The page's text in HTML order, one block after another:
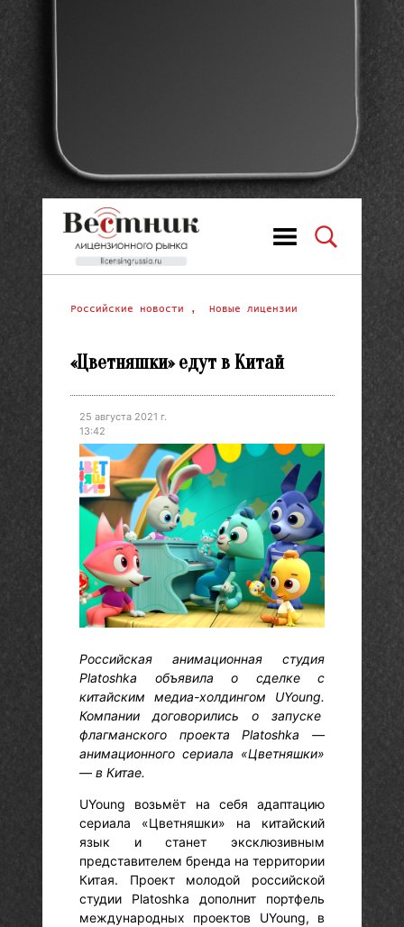
Российские новости , Новые лицензии
«Цветняшки» едут в Китай
25 августа 2021 г.
13:42
Российская анимационная студия
Platoshka объявила о сделке с
китайским медиа-холдингом UYoung.
Компании договорились о запуске
флагманского проекта Platoshka —
анимационного сериала «Цветняшки»
— в Китае.
UYoung возьмёт на себя адаптацию
сериала «Цветняшки» на китайский
язык и станет эксклюзивным
представителем бренда на территории
Китая. Проект молодой российской
студии Platoshka дополнит портфель
международных проектов UYoung, в